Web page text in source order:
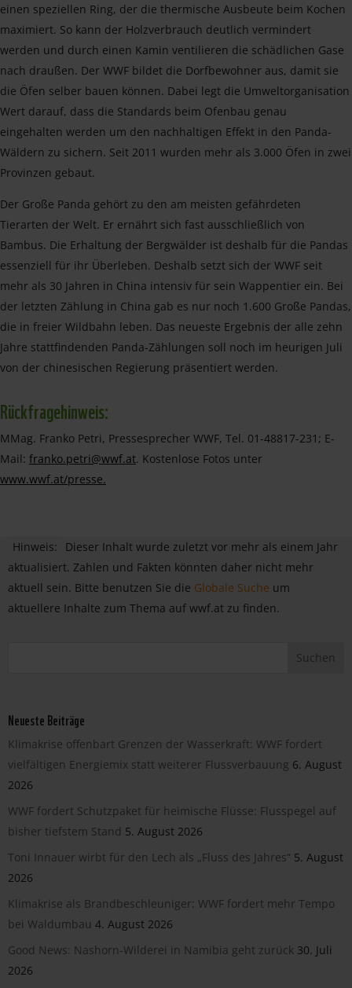
einen speziellen Ring, der die thermische Ausbeute beim Kochen
maximiert. So kann der Holzverbrauch deutlich vermindert
werden und durch einen Kamin ventilieren die schädlichen Gase
nach draußen. Der WWF bildet die Dorfbewohner aus, damit sie
die Öfen selber bauen können. Dabei legt die Umweltorganisation
Wert darauf, dass die Standards beim Ofenbau genau
eingehalten werden um den nachhaltigen Effekt in den Panda-
Wäldern zu sichern. Seit 2011 wurden mehr als 3.000 Öfen in zwei
Provinzen gebaut.
Der Große Panda gehört zu den am meisten gefährdeten
Tierarten der Welt. Er ernährt sich fast ausschließlich von
Bambus. Die Erhaltung der Bergwälder ist deshalb für die Pandas
essenziell für ihr Überleben. Deshalb setzt sich der WWF seit
mehr als 30 Jahren in China intensiv für sein Wappentier ein. Bei
der letzten Zählung in China gab es nur noch 1.600 Große Pandas,
die in freier Wildbahn leben. Das neueste Ergebnis der alle zehn
Jahre stattfindenden Panda-Zählungen soll noch im heurigen Juli
von der chinesischen Regierung präsentiert werden.
Rückfragehinweis:
MMag. Franko Petri, Pressesprecher WWF, Tel. 01-48817-231; E-
Mail: franko.petri@wwf.at. Kostenlose Fotos unter
www.wwf.at/presse.
Hinweis:
Dieser Inhalt wurde zuletzt vor mehr als einem Jahr
aktualisiert. Zahlen und Fakten könnten daher nicht mehr
aktuell sein. Bitte benutzen Sie die Globale Suche um
aktuellere Inhalte zum Thema auf wwf.at zu finden.
Neueste Beiträge
Klimakrise offenbart Grenzen der Wasserkraft: WWF fordert
vielfältigen Energiemix statt weiterer Flussverbauung 6. August
2026
WWF fordert Schutzpaket für heimische Flüsse: Flusspegel auf
bisher tiefstem Stand 5. August 2026
Toni Innauer wirbt für den Lech als „Fluss des Jahres“ 5. August
2026
Klimakrise als Brandbeschleuniger: WWF fordert mehr Tempo
bei Waldumbau 4. August 2026
Good News: Nashorn-Wilderei in Namibia geht zurück 30. Juli
2026